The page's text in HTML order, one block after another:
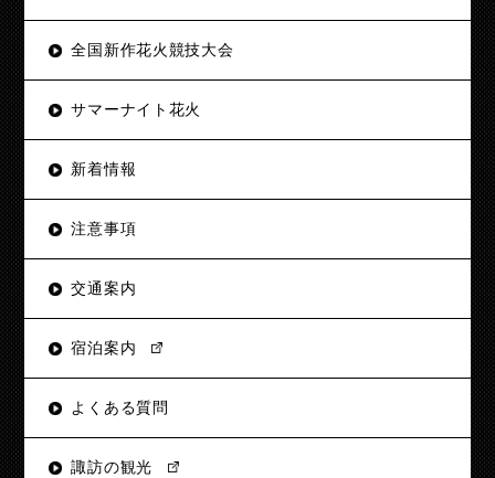
全国新作花火競技大会
サマーナイト花火
新着情報
注意事項
交通案内
宿泊案内
よくある質問
諏訪の観光